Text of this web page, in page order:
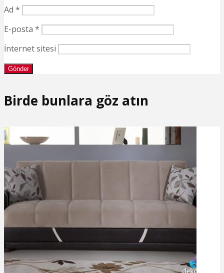
Ad *
E-posta *
İnternet sitesi
Birde bunlara göz atın